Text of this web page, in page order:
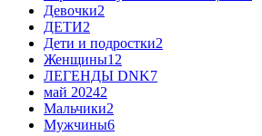
Девочки2
ДЕТИ2
Дети и подростки2
Женщины12
ЛЕГЕНДЫ DNK7
май 20242
Мальчики2
Мужчины6